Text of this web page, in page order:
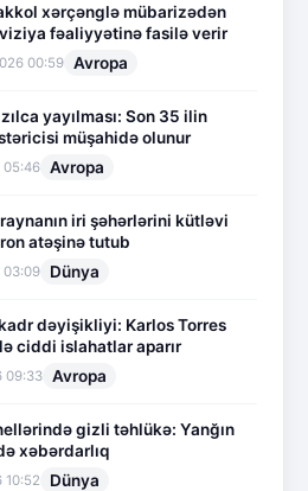
xərçənglə mübarizədən
fəaliyyətinə fasilə verir
00:59 Avropa
yayılması: Son 35 ilin
müşahidə olunur
05:46 Avropa
iri şəhərlərini kütləvi
atəşinə tutub
03:09 Dünya
dəyişikliyi: Karlos Torres
ciddi islahatlar aparır
09:33 Avropa
gizli təhlükə: Yanğın
xəbərdarlıq
10:52 Dünya